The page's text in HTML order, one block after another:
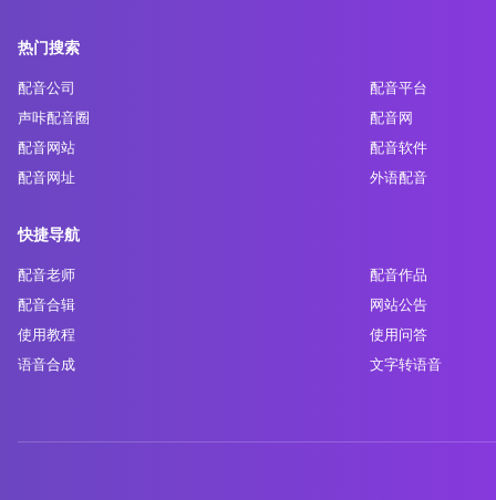
热门搜索
配音公司
配音平台
声咔配音圈
配音网
配音网站
配音软件
配音网址
外语配音
快捷导航
配音老师
配音作品
配音合辑
网站公告
使用教程
使用问答
语音合成
文字转语音